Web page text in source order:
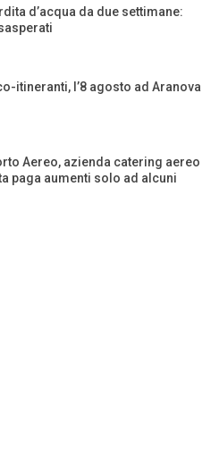
d’acqua da due settimane:
itineranti, l’8 agosto ad Aranova
Aereo, azienda catering aereo
paga aumenti solo ad alcuni